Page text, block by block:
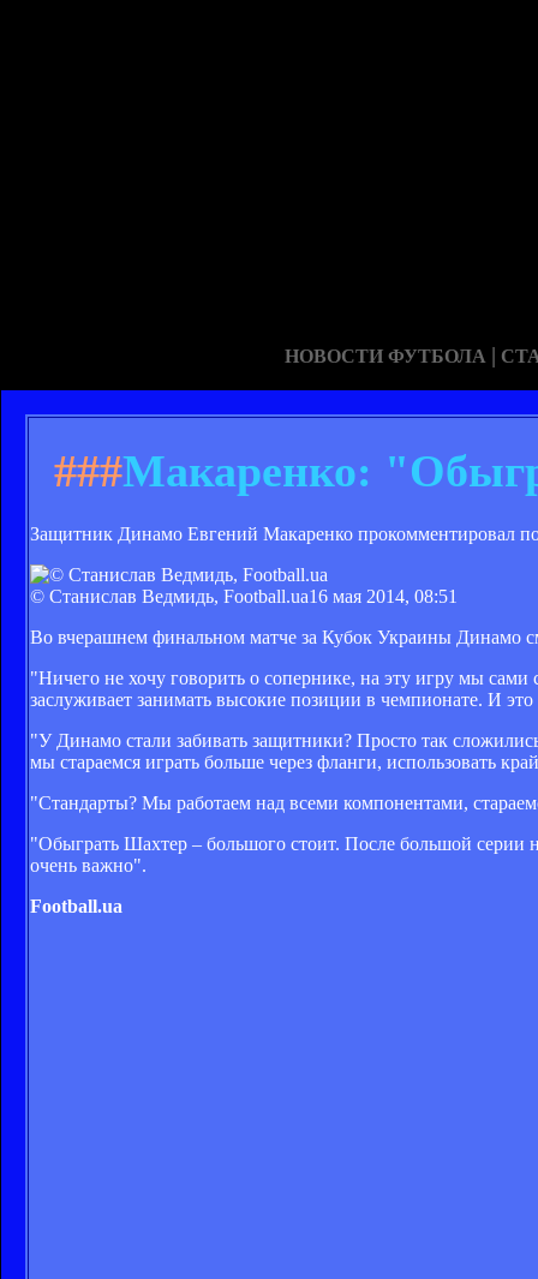
НОВОСТИ ФУТБОЛА |
###Макаренко:
Защитник Динамо Евгений Макаренко прокомментировал
© Станислав Ведмидь, Football.ua16 мая 2014, 08:51
Во вчерашнем финальном матче за Кубок Украины Динамо
"Ничего не хочу говорить о сопернике, на эту игру мы
заслуживает занимать высокие позиции в чемпионате. И
"У Динамо стали забивать защитники? Просто так
мы стараемся играть больше через фланги, использовать
"Стандарты? Мы работаем над всеми компонентами,
"Обыграть Шахтер – большого стоит. После большой серии
очень важно".
Football.ua